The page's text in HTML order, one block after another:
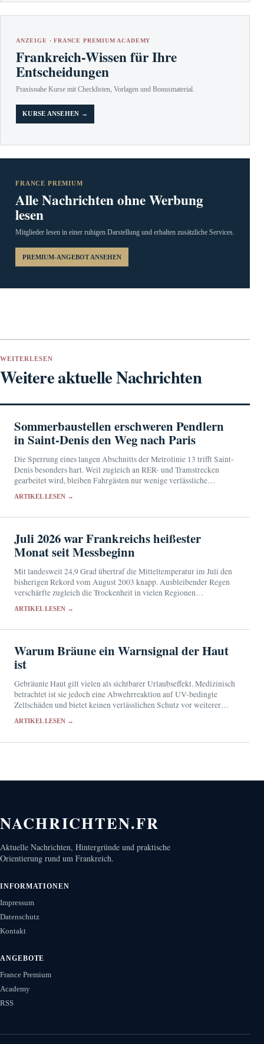
ANZEIGE · FRANCE PREMIUM ACADEMY
Frankreich-Wissen für Ihre
Entscheidungen
Praxisnahe Kurse mit Checklisten, Vorlagen und Bonusmaterial.
KURSE ANSEHEN →
FRANCE PREMIUM
Alle Nachrichten ohne Werbung
lesen
Mitglieder lesen in einer ruhigen Darstellung und erhalten zusätzliche Services.
PREMIUM-ANGEBOT ANSEHEN
WEITERLESEN
Weitere aktuelle Nachrichten
Sommerbaustellen erschweren Pendlern
in Saint-Denis den Weg nach Paris
Die Sperrung eines langen Abschnitts der Metrolinie 13 trifft Saint-
Denis besonders hart. Weil zugleich an RER- und Tramstrecken
gearbeitet wird, bleiben Fahrgästen nur wenige verlässliche
ARTIKEL LESEN →
Juli 2026 war Frankreichs heißester
Monat seit Messbeginn
Mit landesweit 24,9 Grad übertraf die Mitteltemperatur im Juli den
bisherigen Rekord vom August 2003 knapp. Ausbleibender Regen
verschärfte zugleich die Trockenheit in vielen Regionen
ARTIKEL LESEN →
Warum Bräune ein Warnsignal der Haut
ist
Gebräunte Haut gilt vielen als sichtbarer Urlaubseffekt. Medizinisch
betrachtet ist sie jedoch eine Abwehrreaktion auf UV-bedingte
Zellschäden und bietet keinen verlässlichen Schutz vor weiterer
ARTIKEL LESEN →
NACHRICHTEN.FR
Aktuelle Nachrichten, Hintergründe und praktische
Orientierung rund um Frankreich.
INFORMATIONEN
Impressum
Datenschutz
Kontakt
ANGEBOTE
France Premium
Academy
RSS